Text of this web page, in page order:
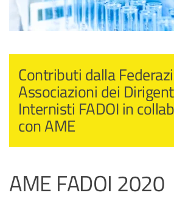
Contributi dalla
Associazioni dei
Internisti FADOI in
con AME
AME FADOI 2020